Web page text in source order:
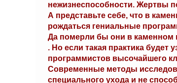
нежизнеспособности. Жертвы
А представьте себе, что в
рождаться гениальные
Да померли бы они в каменном
. Но если такая практика
программистов высочайшего
Современные методы
специального ухода и не